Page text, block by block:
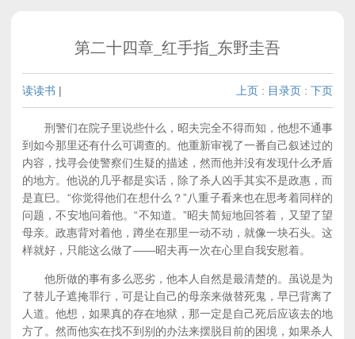
第二十四章_红手指_东野圭吾
读读书 | 上页 : 目录页 : 下页
刑警们在院子里说些什么，昭夫完全不得而知，他想不通事
到如今那里还有什么可调查的。他重新审视了一番自己叙述过的
内容，找寻会使警察们生疑的描述，然而他并没有发现什么矛盾
的地方。他说的几乎都是实话，除了杀人凶手其实不是政惠，而
是直巳。“你觉得他们在想什么？”八重子看来也在思考着同样的
问题，不安地问着他。“不知道。”昭夫简短地回答着，又望了望
母亲。政惠背对着他，蹲坐在那里一动不动，就像一块石头。这
样就好，只能这么做了——昭夫再一次在心里自我安慰着。
他所做的事有多么恶劣，他本人自然是最清楚的。虽说是为
了替儿子遮掩罪行，可是让自己的母亲来做替死鬼，早已背离了
人道。他想，如果真的存在地狱，那一定是自己死后应该去的地
方了。然而他实在找不到别的办法来摆脱目前的困境，如果杀人